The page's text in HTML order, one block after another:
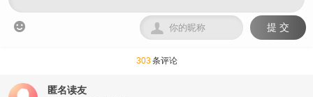
 提 交

303条评论
匿名读友